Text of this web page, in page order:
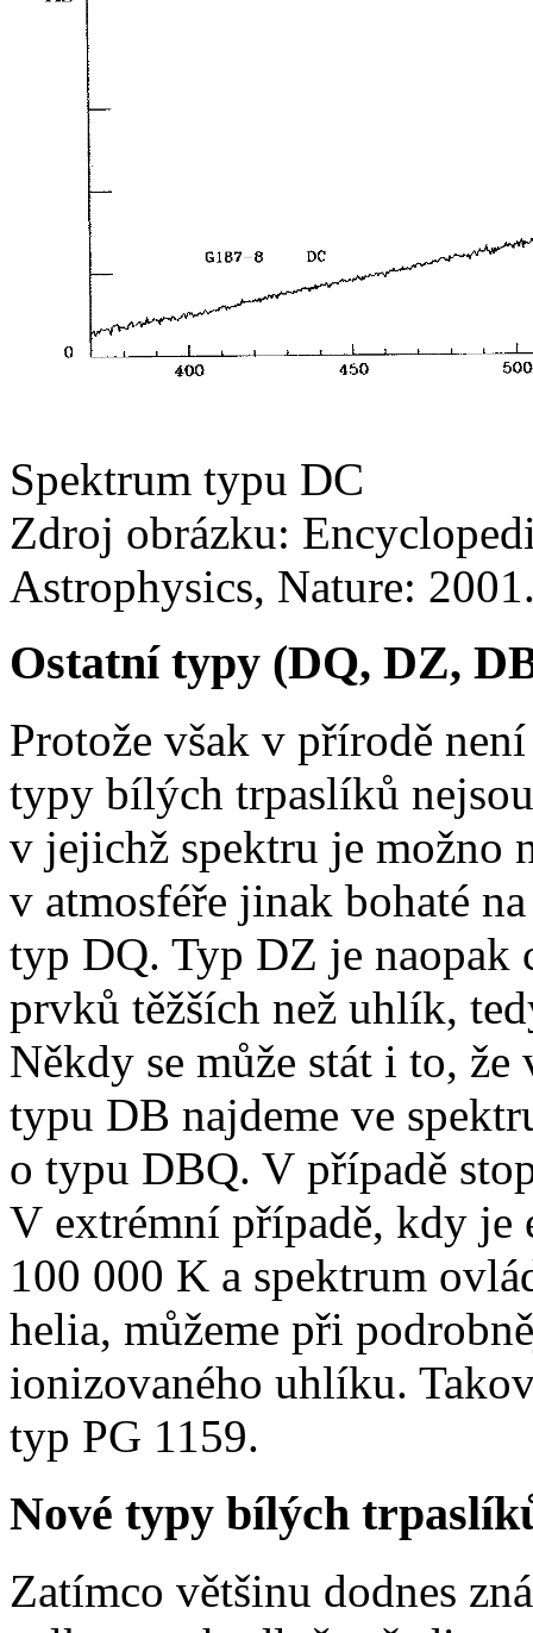
Spektrum typu DC
Zdroj obrázku:
Astrophysics, Nature:
Ostatní typy (DQ, DZ,
Protože však v přírodě
typy bílých trpaslíků
v jejichž spektru je možno
v atmosféře jinak bohaté
typ DQ. Typ DZ je
prvků těžších než uhlík,
Někdy se může stát i to,
typu DB najdeme ve
o typu DBQ. V případě
V extrémní případě, kdy
100 000 K a spektrum
helia, můžeme při
ionizovaného uhlíku.
typ PG 1159.
Nové typy bílých
Zatímco většinu dodnes